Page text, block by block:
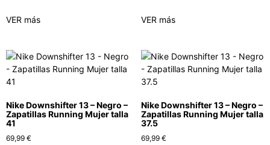
VER más VER más
Nike Downshifter 13 – Negro –
Zapatillas Running Mujer talla
41
69,99 €
Nike Downshifter 13 – Negro –
Zapatillas Running Mujer talla
37.5
69,99 €